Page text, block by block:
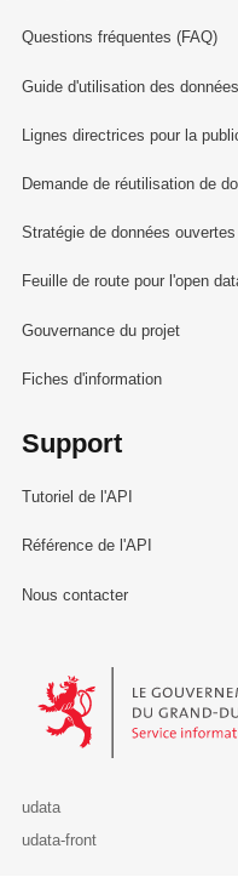
Questions fréquentes (FAQ)
Guide d'utilisation des
Lignes directrices pour la
Demande de réutilisation de
Stratégie de données ouvertes
Feuille de route pour l'open
Gouvernance du projet
Fiches d'information
Support
Tutoriel de l'API
Référence de l'API
Nous contacter
Le Gouvernement du
udata
udata-front